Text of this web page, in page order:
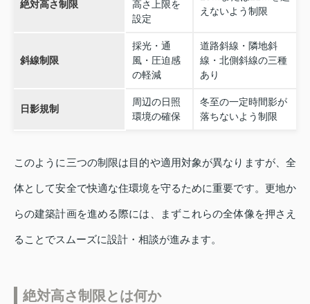
絶対高さ制限
高さ上限を
設定
えないよう制限
斜線制限
採光・通
風・圧迫感
の軽減
道路斜線・隣地斜
線・北側斜線の三種
あり
日影規制
周辺の日照
環境の確保
冬至の一定時間影が
落ちないよう制限
このように三つの制限は目的や適用対象が異なりますが、全
体として安全で快適な住環境を守るために重要です。更地か
らの建築計画を進める際には、まずこれらの全体像を押さえ
ることでスムーズに設計・相談が進みます。
絶対高さ制限とは何か